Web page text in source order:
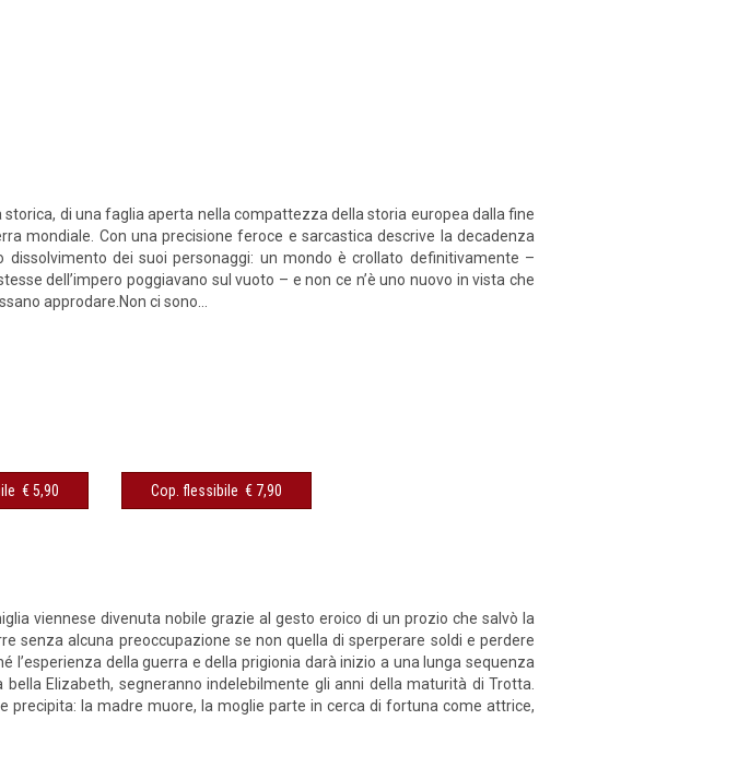
di una faglia aperta nella compattezza della storia europea dalla fine
mondiale. Con una precisione feroce e sarcastica descrive la decadenza
dei suoi personaggi: un mondo è crollato definitivamente –
dell’impero poggiavano sul vuoto – e non ce n’è uno nuovo in vista che
approdare.Non ci sono...
Cop. flessibile € 5,90 Cop. flessibile € 7,90
viennese divenuta nobile grazie al gesto eroico di un prozio che salvò la
senza alcuna preoccupazione se non quella di sperperare soldi e perdere
l’esperienza della guerra e della prigionia darà inizio a una lunga sequenza
Elizabeth, segneranno indelebilmente gli anni della maturità di Trotta.
precipita: la madre muore, la moglie parte in cerca di fortuna come attrice,